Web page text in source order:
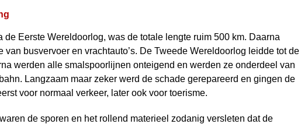
de Eerste Wereldoorlog, was de totale lengte ruim 500 km. Daarna
van busvervoer en vrachtauto’s. De Tweede Wereld­oorlog leidde tot de
werden alle smalspoorlijnen onteigend en werden ze onderdeel van
Langzaam maar zeker werd de schade gerepareerd en gingen de
voor normaal verkeer, later ook voor toerisme.
de sporen en het rollend materieel zodanig versleten dat de